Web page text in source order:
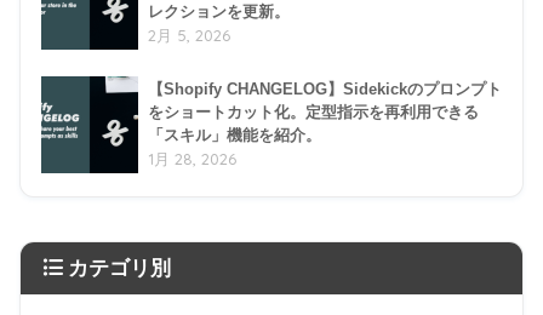
レクションを更新。
2月 5, 2026
【Shopify CHANGELOG】Sidekickのプロンプト
をショートカット化。定型指示を再利用できる
「スキル」機能を紹介。
1月 28, 2026
カテゴリ別